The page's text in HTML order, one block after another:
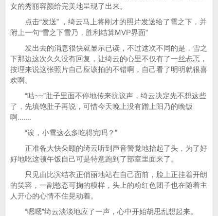
女的秀丽容颜给完美地呈现了出来。
点击“发送” ，绮云马上将刚才的照片发送给了雪之下，并
附上一句“雪之下雪乃，胜利结算MVP界面”
发出去的消息很快就显示已读，不过这次不同的是，雪之
下那边这次久久没有回复，让绮云的心里不仅有了一丝忐忑，
按理来说这张照片自己应该拍的不错啊，自己看了明明就很喜
欢啊。
“咕~~”肚子里面不停地传来抗议声，绮云决定先不想这些
了，先填饱肚子再说，可惜今天晚上没有蹭上阳乃的晚饭
啊.......
“诶，小雪这么多吃得完吗？”
正准备大快朵颐的绮云听到声音警觉地抬起了头，为了好
好地吃这顿午饭自己可是特意跑到了部室里面来了。
只见由比滨结衣正俏丽地站在自己面前，脸上正挂着开朗
的笑容，一副憨态可掬的模样，头上的粉红色团子也在随着主
人开心的心情不住晃动着。
“嗯嗯”绮云淡淡地应了一声，心中开始胡思乱想起来。